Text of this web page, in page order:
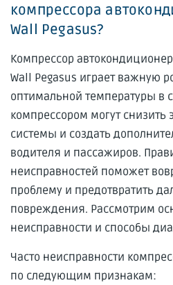
компрессора
Wall Pegasus?
Компрессор
Wall Pegasus играет важную
оптимальной температуры в
компрессором могут снизить
системы и создать
водителя и пассажиров.
неисправностей поможет
проблему и предотвратить
повреждения. Рассмотрим
неисправности и способы
Часто неисправности
по следующим признакам: